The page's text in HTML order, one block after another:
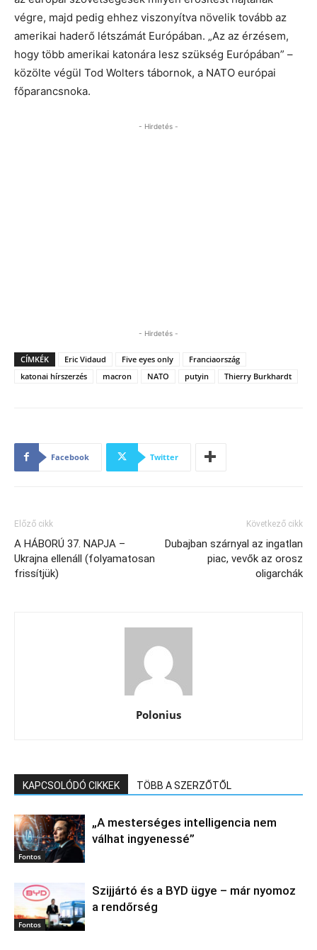
végre, majd pedig ehhez viszonyítva növelik tovább az
amerikai haderő létszámát Európában. „Az az érzésem,
hogy több amerikai katonára lesz szükség Európában” –
közölte végül Tod Wolters tábornok, a NATO európai
főparancsnoka.
- Hirdetés -
- Hirdetés -
CÍMKÉK Eric Vidaud Five eyes only
Franciaország
katonai hírszerzés
macron NATO putyin Thierry Burkhardt
Facebook Twitter
Előző cikk
A HÁBORÚ 37. NAPJA –
Ukrajna ellenáll (folyamatosan
frissítjük)
Következő cikk
Dubajban szárnyal az ingatlan
piac, vevők az orosz
oligarchák
Polonius
KAPCSOLÓDÓ CIKKEK TÖBB A SZERZŐTŐL
Fontos
„A mesterséges intelligencia nem
válhat ingyenessé”
Fontos
Szijjártó és a BYD ügye – már nyomoz
a rendőrség